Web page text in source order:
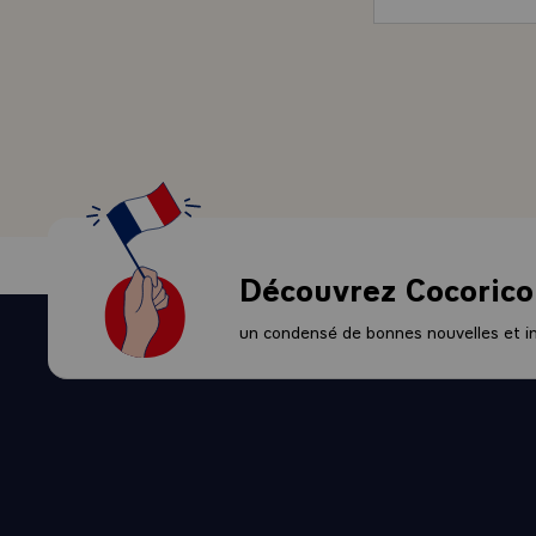
nouvelle
une
allemands.
demain. Il
Découvrez Cocorico
un condensé de bonnes nouvelles et